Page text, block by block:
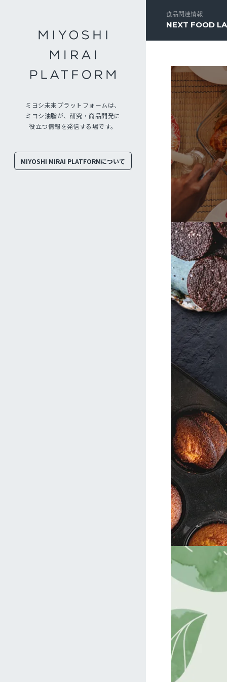
ミヨシ未来プラットフォームは、
ミヨシ油脂が、研究・商品開発に
役立つ情報を発信する場です。
MIYOSHI MIRAI PLATFORMについて
食品関連情報
NEXT FOOD